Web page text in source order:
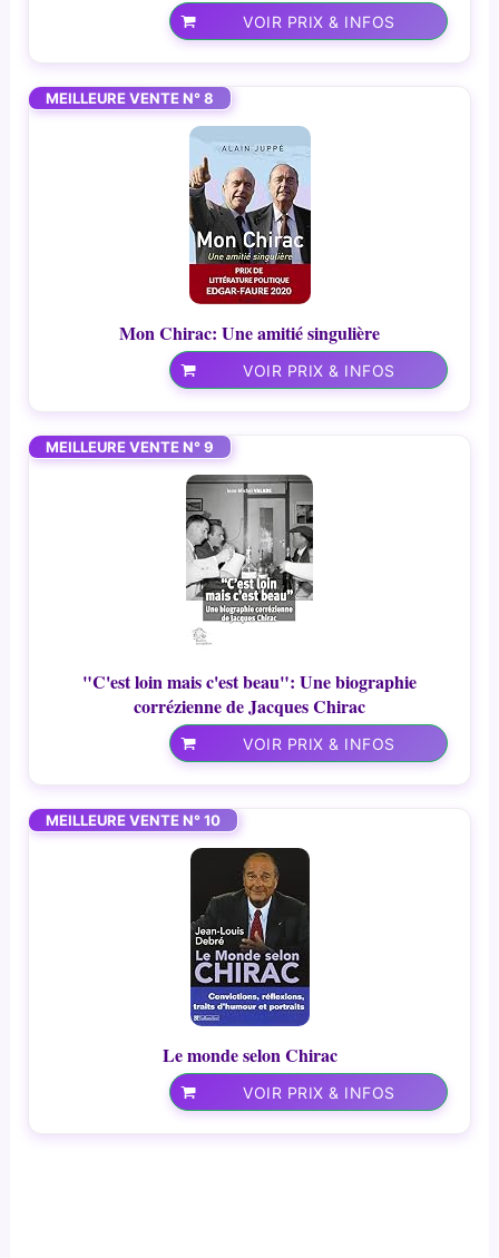
VOIR PRIX & INFOS
MEILLEURE VENTE N° 8
Mon Chirac: Une amitié singulière
VOIR PRIX & INFOS
MEILLEURE VENTE N° 9
"C'est loin mais c'est beau": Une biographie
corrézienne de Jacques Chirac
VOIR PRIX & INFOS
MEILLEURE VENTE N° 10
Le monde selon Chirac
VOIR PRIX & INFOS